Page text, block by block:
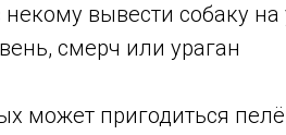
вывести собаку на
смерч или ураган
может пригодиться